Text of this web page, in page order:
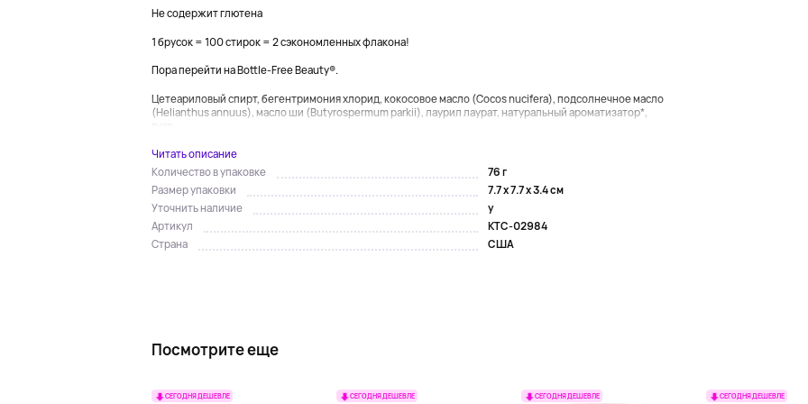
Не содержит глютена
1 брусок = 100 стирок = 2 сэкономленных флакона!
Пора перейти на Bottle-Free Beauty®.
Цетеариловый спирт, бегентримония хлорид, кокосовое масло (Cocos nucifera), подсолнечное масло
(Helianthus annuus), масло ши (Butyrospermum parkii), лаурил лаурат, натуральный ароматизатор*,
Читать описание
Количество в упаковке
76 г
Размер упаковки
7.7 x 7.7 x 3.4 см
Уточнить наличие
y
Артикул
KTC-02984
Страна
США
Посмотрите еще
СЕГОДНЯ ДЕШЕВЛЕ СЕГОДНЯ ДЕШЕВЛЕ СЕГОДНЯ ДЕШЕВЛЕ СЕГОДНЯ ДЕШЕВЛЕ